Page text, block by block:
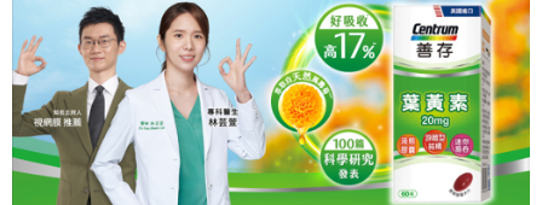
【大哥付你分期使用說明】
1.本服務由台灣大哥大提供，台灣大哥大用戶可立即使用無須另外申請。
2.付款方式選擇「大哥付你分期」，訂單成立後會自動跳轉到大哥付的交易
流程，驗證手機門號後，選擇欲分期的期數、繳款截止日，確認付款後即完
成交易。
3.實際核准額度、可分期數及費用金額請依後續交易確認頁面所載為準。
4.訂單成立30分鐘內，如未前往確認交易或遇審核未通過，訂單將自動取
消。如遇「轉專審核」未通過狀況，表示未達大哥付你分期系統評分，恕無
法說明評估內容。
AFTEE先享後付
相關說明
【關於「AFTEE先享後付」】
AFTEE先享後付是「在收到商品之後才付款」的支付方式。 讓您購物簡單
便利好安心！
１．簡單：不需註冊會員、不需綁卡、不需儲值。
２．便利：只要手機號碼，簡訊認證，即可結帳。
３．安心：先確認商品／服務後，再付款。
ATM付款
運送方式